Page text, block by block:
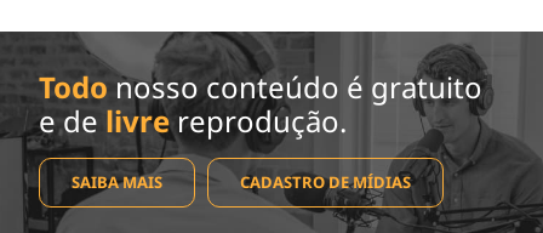
Todo nosso conteúdo é gratuito
e de livrereprodução.
SAIBA MAIS CADASTRO DE MÍDIAS